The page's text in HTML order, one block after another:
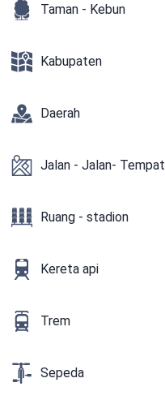
Taman - Kebun
Kabupaten
Daerah
Jalan - Jalan- Tempat
Ruang - stadion
Kereta api
Trem
Sepeda